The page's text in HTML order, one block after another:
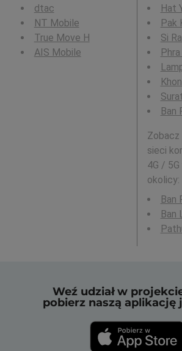
dtac
NT Mobile
True Move H
AIS Mobile
Hat
Pak
Si
Ban
Zobacz
sieci
4G /
okolicy:
Ban
Ban
Weź udział w
pobierz naszą aplikację